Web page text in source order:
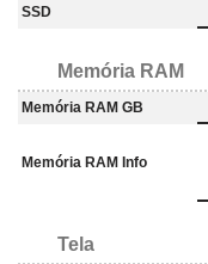
SSD
Memória RAM
Memória RAM GB
Memória RAM Info
Tela